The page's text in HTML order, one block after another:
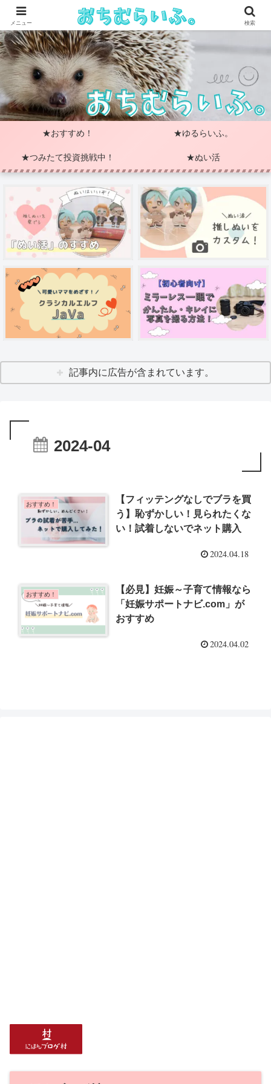
★おすすめ！ ★ゆるらいふ。
★つみたて投資挑戦中！ ★ぬい活
記事内に広告が含まれています。
2024-04
おすすめ！
【フィッテングなしでブラを買
う】恥ずかしい！見られたくな
い！試着しないでネット購入
2024.04.18
おすすめ！
【必見】妊娠～子育て情報なら
「妊娠サポートナビ.com」が
おすすめ
2024.04.02
メニュー 検索